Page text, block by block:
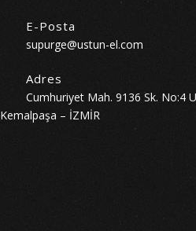
E-Posta
supurge@ustun-el.com
Adres
Cumhuriyet Mah. 9136 Sk. No:4
Kemalpaşa – İZMİR